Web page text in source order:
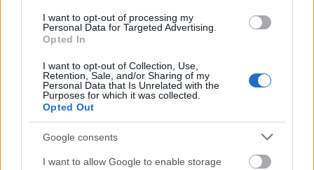
I want to opt-out of processing my
Personal Data for Targeted Advertising.
Opted In
I want to opt-out of Collection, Use,
Retention, Sale, and/or Sharing of my
Personal Data that Is Unrelated with the
Purposes for which it was collected.
Opted Out
Google consents
I want to allow Google to enable storage